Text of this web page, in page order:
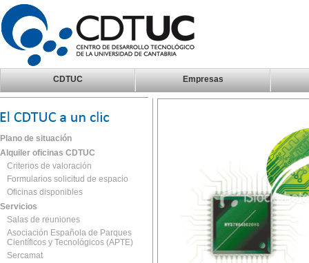
CDTUC Empresas
Plano de situación
Alquiler oficinas CDTUC
Criterios de valoración
Formularios solicitud de espacio
Oficinas disponibles
Servicios
Salas de reuniones
Asociación Española de Parques
Científicos y Tecnológicos (APTE)
Sercamat